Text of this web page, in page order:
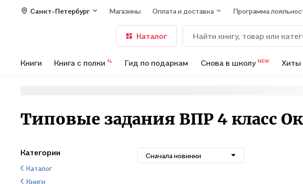
Санкт-Петербург Магазины Оплата и доставка Программа
Каталог
Книги Книга с полки % Гид по подаркам Снова в школу NEW Хиты
Типовые задания ВПР 4 класс
Сначала новинки
Категории
Каталог
Книги